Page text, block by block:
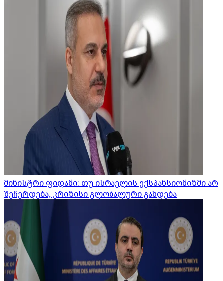
მინისტრი ფიდანი: თუ ისრაელის ექსპანსიონიზმი არ
შეჩერდება, კრიზისი გლობალური გახდება